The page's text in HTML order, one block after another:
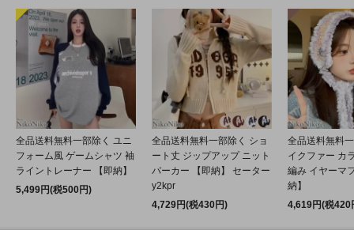
全品送料無料一部除く ユニ
フォーム風 ゲームシャツ 袖
ライントレーナー 【即納】
5,499円(税500円)
全品送料無料一部除く ショ
ート丈 ジップアップ ニット
パーカー 【即納】 セーター
y2kpr
4,729円(税430円)
全品送料無料
イクファー カ
編み イヤーマ
納】
4,619円(税420